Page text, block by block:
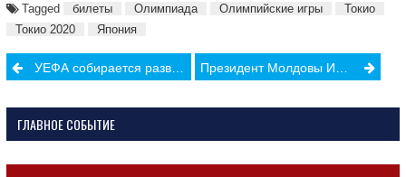
Tagged билеты Олимпиада Олимпийские игры
Токио
Токио 2020
Япония
PostУЕФА собирается развивать женский футбол вместе с компанией Disney Президент Молдовы Игорь Додон поделился свежими фотографиями Chișinău Arena
ГЛАВНОЕ СОБЫТИЕ